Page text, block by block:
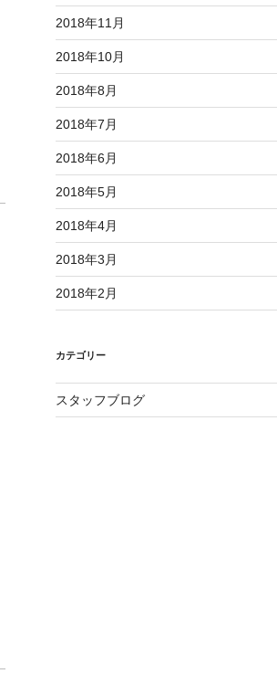
2018年11月
2018年10月
2018年8月
2018年7月
2018年6月
2018年5月
2018年4月
2018年3月
2018年2月
カテゴリー
スタッフブログ